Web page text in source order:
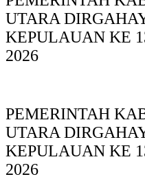
UTARA
KEPULAUAN KE
2026
PEMERINTAH
UTARA
KEPULAUAN KE
2026